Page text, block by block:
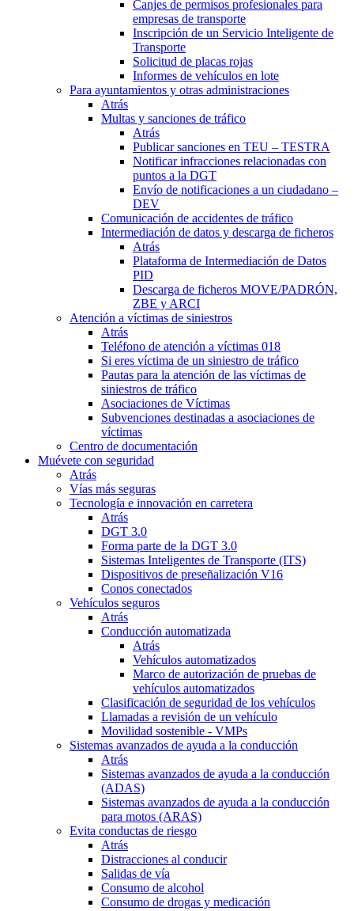
Canjes de permisos profesionales para
empresas de transporte
Inscripción de un Servicio Inteligente de
Transporte
Solicitud de placas rojas
Informes de vehículos en lote
Para ayuntamientos y otras administraciones
Atrás
Multas y sanciones de tráfico
Atrás
Publicar sanciones en TEU – TESTRA
Notificar infracciones relacionadas con
puntos a la DGT
Envío de notificaciones a un ciudadano –
DEV
Comunicación de accidentes de tráfico
Intermediación de datos y descarga de ficheros
Atrás
Plataforma de Intermediación de Datos
PID
Descarga de ficheros MOVE/PADRÓN,
ZBE y ARCI
Atención a víctimas de siniestros
Atrás
Teléfono de atención a víctimas 018
Si eres víctima de un siniestro de tráfico
Pautas para la atención de las víctimas de
siniestros de tráfico
Asociaciones de Víctimas
Subvenciones destinadas a asociaciones de
víctimas
Centro de documentación
Muévete con seguridad
Atrás
Vías más seguras
Tecnología e innovación en carretera
Atrás
DGT 3.0
Forma parte de la DGT 3.0
Sistemas Inteligentes de Transporte (ITS)
Dispositivos de preseñalización V16
Conos conectados
Vehículos seguros
Atrás
Conducción automatizada
Atrás
Vehículos automatizados
Marco de autorización de pruebas de
vehículos automatizados
Clasificación de seguridad de los vehículos
Llamadas a revisión de un vehículo
Movilidad sostenible - VMPs
Sistemas avanzados de ayuda a la conducción
Atrás
Sistemas avanzados de ayuda a la conducción
(ADAS)
Sistemas avanzados de ayuda a la conducción
para motos (ARAS)
Evita conductas de riesgo
Atrás
Distracciones al conducir
Salidas de vía
Consumo de alcohol
Consumo de drogas y medicación